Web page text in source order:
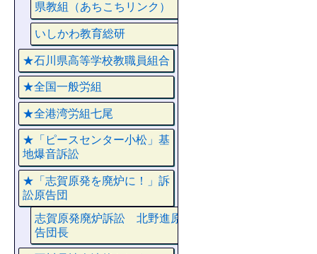
県教組（あちこちリンク）
いしかわ教育総研
★石川県高等学校教職員組合
★全国一般労組
★全港湾労組七尾
★「ピースセンター小松」基
地爆音訴訟
★「志賀原発を廃炉に！」訴
訟原告団
志賀原発廃炉訴訟 北野進原
告団長